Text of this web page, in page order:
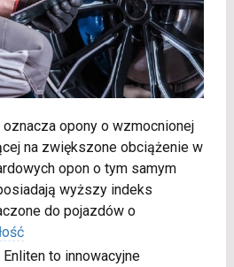
oznacza opony o wzmocnionej
na zwiększone obciążenie w
opon o tym samym
wyższy indeks
do pojazdów o
to innowacyjne